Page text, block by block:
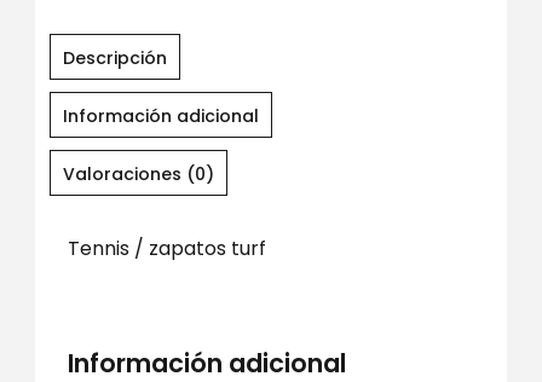
Descripción
Información adicional
Valoraciones (0)
Tennis / zapatos turf
Información adicional